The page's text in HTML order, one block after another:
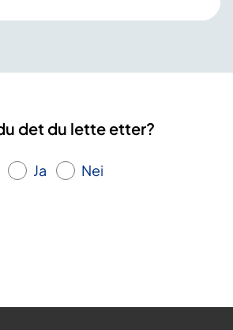
det du lette etter?
Ja Nei